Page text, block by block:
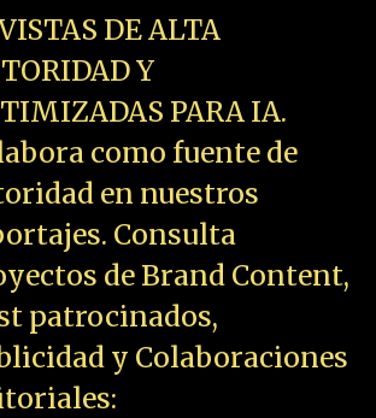
DE ALTA
Y
PARA IA.
como fuente de
en nuestros
Consulta
de Brand Content,
patrocinados,
y Colaboraciones